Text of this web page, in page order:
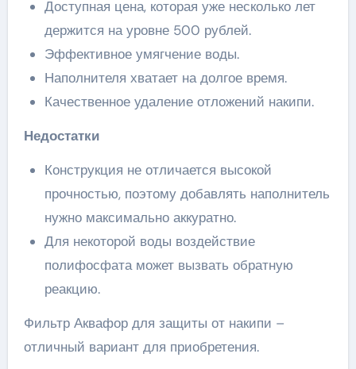
Доступная цена, которая уже несколько лет
держится на уровне 500 рублей.
Эффективное умягчение воды.
Наполнителя хватает на долгое время.
Качественное удаление отложений накипи.
Недостатки
Конструкция не отличается высокой
прочностью, поэтому добавлять наполнитель
нужно максимально аккуратно.
Для некоторой воды воздействие
полифосфата может вызвать обратную
реакцию.
Фильтр Аквафор для защиты от накипи –
отличный вариант для приобретения.